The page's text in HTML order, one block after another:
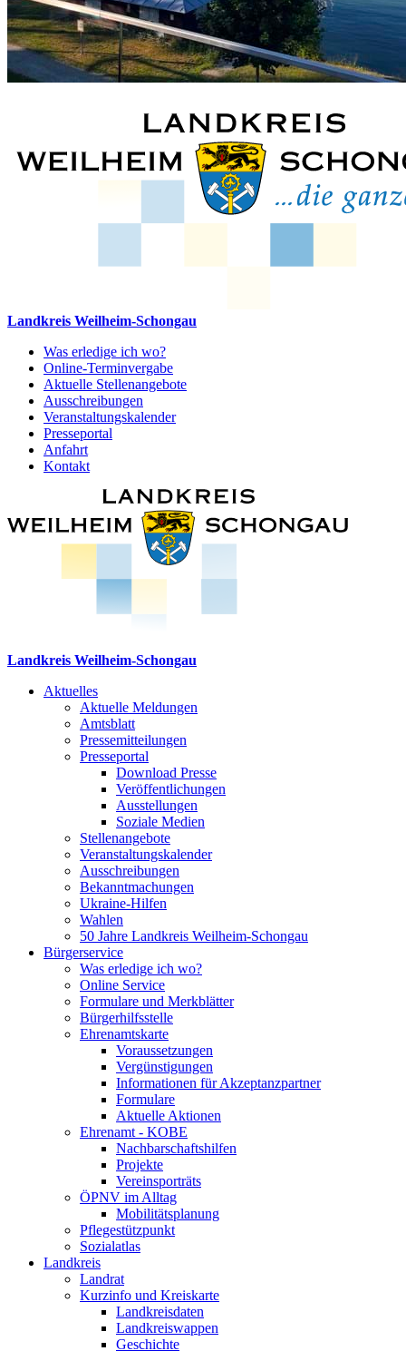
Landkreis Weilheim-Schongau
Was erledige ich wo?
Online-Terminvergabe
Aktuelle Stellenangebote
Ausschreibungen
Veranstaltungskalender
Presseportal
Anfahrt
Kontakt
Landkreis Weilheim-Schongau
Aktuelles
Aktuelle Meldungen
Amtsblatt
Pressemitteilungen
Presseportal
Download Presse
Veröffentlichungen
Ausstellungen
Soziale Medien
Stellenangebote
Veranstaltungskalender
Ausschreibungen
Bekanntmachungen
Ukraine-Hilfen
Wahlen
50 Jahre Landkreis Weilheim-Schongau
Bürgerservice
Was erledige ich wo?
Online Service
Formulare und Merkblätter
Bürgerhilfsstelle
Ehrenamtskarte
Voraussetzungen
Vergünstigungen
Informationen für Akzeptanzpartner
Formulare
Aktuelle Aktionen
Ehrenamt - KOBE
Nachbarschaftshilfen
Projekte
Vereinsporträts
ÖPNV im Alltag
Mobilitätsplanung
Pflegestützpunkt
Sozialatlas
Landkreis
Landrat
Kurzinfo und Kreiskarte
Landkreisdaten
Landkreiswappen
Geschichte